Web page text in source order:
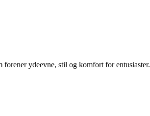
ydeevne, stil og komfort for entusiaster.